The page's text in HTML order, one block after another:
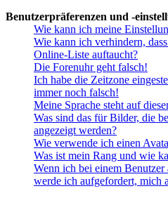
Benutzerpräferenzen und -
Wie kann ich meine
Wie kann ich verhindern,
Online-Liste auftaucht?
Die Forenuhr geht falsch!
Ich habe die Zeitzone
immer noch falsch!
Meine Sprache steht auf
Was sind das für Bilder, die
angezeigt werden?
Wie verwende ich einen
Was ist mein Rang und wie
Wenn ich bei einem
werde ich aufgefordert, mich